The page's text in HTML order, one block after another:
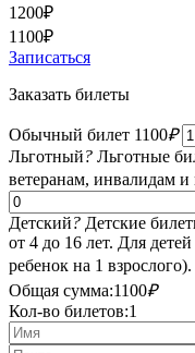
1200₽
1100₽
Записаться
Заказать билеты
Обычный билет 1100₽
Льготный? Льготные
ветеранам, инвалидам
Детский? Детские
от 4 до 16 лет. Для
ребенок на 1 взрослого).
Общая сумма:1100₽
Кол-во билетов:1